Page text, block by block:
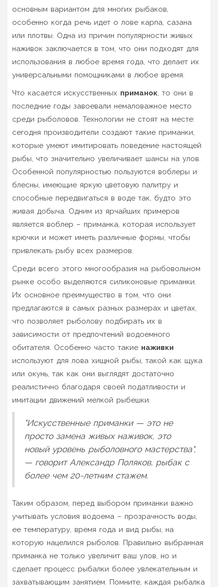
основным вариантом для многих рыбаков,
особенно когда речь идет о лове карпа, сазана
или плотвы. Одна из причин популярности живых
наживок заключается в том, что они подходят для
использования в любое время года, что делает их
универсальными помощниками в любое время.
Что касается искусственных приманок, то они в
последние годы завоевали немаловажное место
среди рыболовов. Технологии не стоят на месте:
сегодня производители создают такие приманки,
которые умеют имитировать поведение настоящей
рыбы, что значительно увеличивает шансы на улов.
Особенной популярностью пользуются воблеры и
блесны, имеющие яркую цветовую палитру и
способные передвигаться в воде так, будто это
живая добыча. Одним из ярчайших примеров
является воблер – приманка, которая использует
крючки и может иметь различные формы, чтобы
привлекать рыбу всех размеров.
Среди всего этого многообразия на рыбовольном
рынке особо выделяются силиконовые приманки.
Их основное преимущество в том, что они
предлагаются в самых разных размерах и цветах,
что позволяет рыболову подбирать их в
зависимости от предпочтений водоемного
обитателя. Особенно часто такие наживки
используют для лова хищной рыбы, такой как щука
или окунь, так как они выглядят достаточно
реалистично благодаря своей податливости и
имитации движений мелкой рыбешки.
"Искусственные приманки — это не
просто замена живых наживок, это
новый уровень рыболовного мастерства",
— говорит Александр Поляков, рыбак с
более чем 20-летним стажем.
Таким образом, перед выбором приманки важно
учитывать условия водоема – прозрачность воды,
ее температуру, время года и вид рыбы, на
которую нацелился рыболов. Правильно выбранная
приманка не только увеличит ваш улов, но и
сделает процесс рыбалки более увлекательным и
захватывающим занятием. Помните, каждая рыбалка